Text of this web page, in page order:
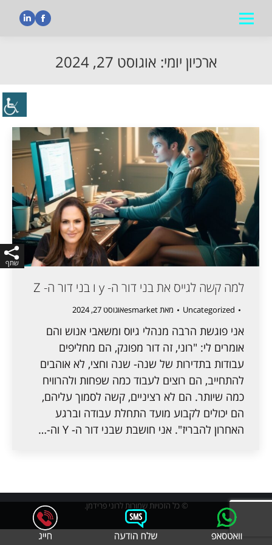
ארכיון יומי: אוגוסט 27, 2024
למה קשה לגייס את בני דור ה- y ו בני דור ה- Z
Uncategorized מאתesmarketאוגוסט 27, 2024
אני פוגשת הרבה מנהלי גיוס ומשאבי אנוש והם
אומרים לי: "רוני, זה דור מפונק, הם מחליפים
עבודות בתדירות של שנה- שנה וחצי, לא אוהבים
להתחייב, הם רוצים לעבוד כמה שפחות ולהרוויח
כמה שיותר. הם לא רציניים, קשה לסמוך עליהם,
הם יכולים לקבוע מועד התחלת עבודה וברגע
האחרון להבריז". אני חושבת שבני דור ה- Y וה-…
© כל הזכויות שמורות לרוני פרידמן.